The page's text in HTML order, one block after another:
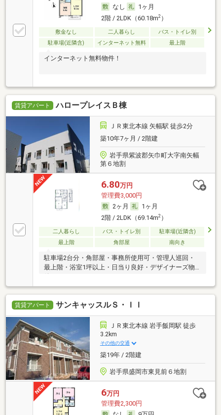
なし
1ヶ月
2階 / 2LDK（60.18m2）
敷金なし 二人暮らし
バス・トイレ別
駐車場(近隣含)
インターネット無料 最上階
インターネット無料物件！
賃貸アパート ハロープレイスＢ棟
ＪＲ東北本線 矢幅駅 徒歩2分
築10年7ヶ月 / 2階建
岩手県紫波郡矢巾町大字南矢幅
第６地割
6.80万円
管理費3,000円
2ヶ月
1ヶ月
2階 / 2LDK（69.14m2）
二人暮らし バス・トイレ別
駐車場(近隣含)
最上階
角部屋 南向き
駐車場2台分・角部屋・事務所使用可・管理人巡回・
最上階・浴室1坪以上・日当り良好・デザイナーズ物
賃貸アパート サンキャッスルＳ・ＩＩ
ＪＲ東北本線 岩手飯岡駅 徒歩
3.2km
その他の交通
築19年 / 2階建
岩手県盛岡市東見前６地割
6万円
管理費2,300円